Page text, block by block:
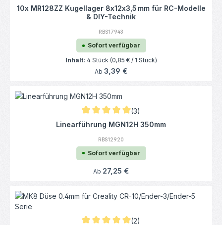
Durchschnittliche Bewertung von 0 von
10x MR128ZZ Kugellager 8x12x3,5 mm für RC-Modelle
& DIY-Technik
RBS17943
Sofort verfügbar
Inhalt: 4 Stück (0,85 € / 1 Stück)
Regulärer Preis:
Ab 3,39 €
Durchschnittliche Bewertung von 5 von 5
(3)
Linearführung MGN12H 350mm
RBS12920
Sofort verfügbar
Regulärer Preis:
Ab 27,25 €
(2)